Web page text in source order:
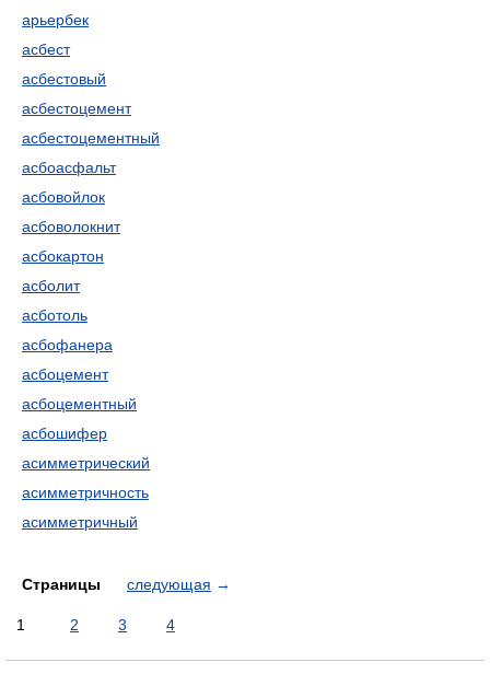
арьербек
асбест
асбестовый
асбестоцемент
асбестоцементный
асбоасфальт
асбовойлок
асбоволокнит
асбокартон
асболит
асботоль
асбофанера
асбоцемент
асбоцементный
асбошифер
асимметрический
асимметричность
асимметричный
Страницы следующая →
1 2 3 4